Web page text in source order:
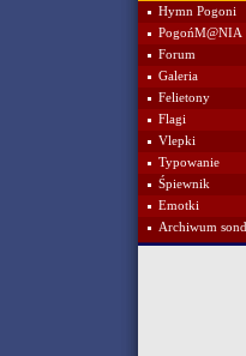
Hymn Pogoni
PogońM@NIA
Forum
Galeria
Felietony
Flagi
Vlepki
Typowanie
Śpiewnik
Emotki
Archiwum sond